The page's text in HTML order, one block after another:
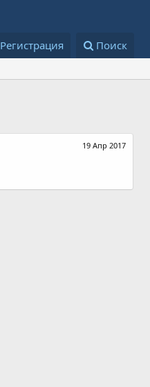
Регистрация Поиск
19 Апр 2017